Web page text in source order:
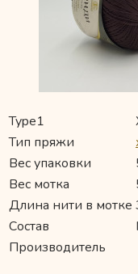
Type1
Тип пряжи
Вес упаковки
Вес мотка
Длина нити в мотке
Состав
Производитель